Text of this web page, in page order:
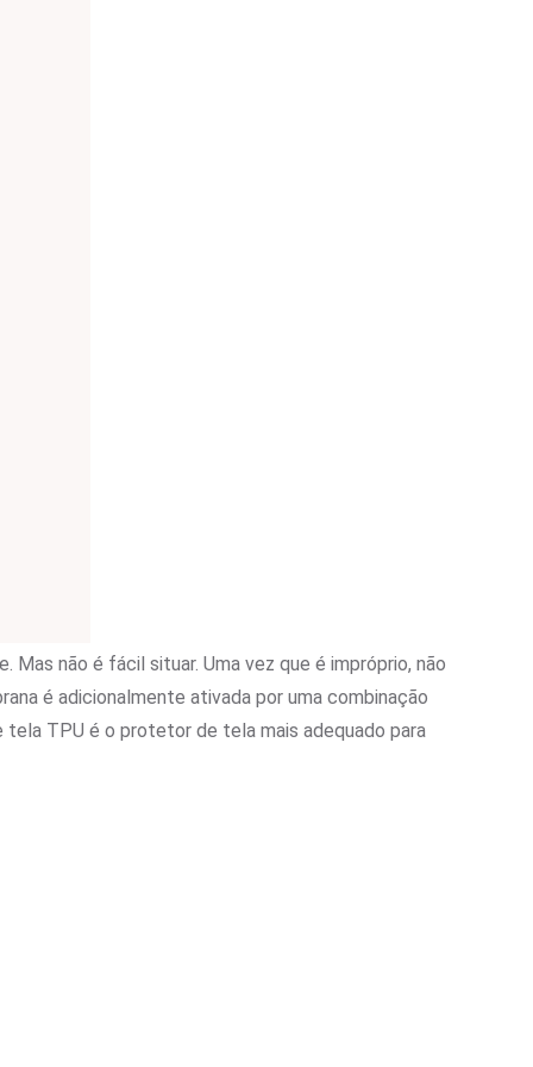
não é fácil situar. Uma vez que é impróprio, não
é adicionalmente ativada por uma combinação
tela TPU é o protetor de tela mais adequado para